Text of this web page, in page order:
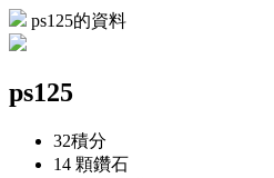
ps125的資料
ps125
32積分
14 顆鑽石